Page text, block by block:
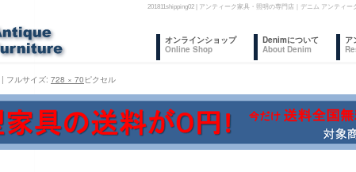
201811shipping02 | アンティーク家具・照明の専門店｜デニム アンテ
テ
ン
ツ
オンラインショップ
Online Shop
Denimについて
About Denim
ア
| フルサイズ: 728 × 70 ピクセル